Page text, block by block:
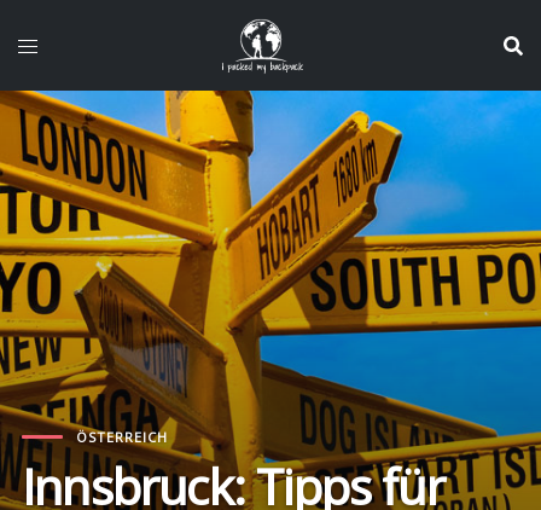
Inhalt
ÖSTERREICH
Innsbruck: Tipps für